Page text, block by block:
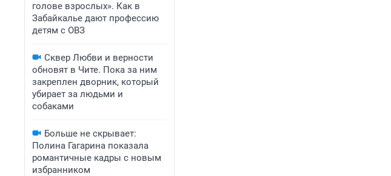
голове взрослых». Как в
Забайкалье дают профессию
детям с ОВЗ
Сквер Любви и верности
обновят в Чите. Пока за ним
закреплен дворник, который
убирает за людьми и
собаками
Больше не скрывает:
Полина Гагарина показала
романтичные кадры с новым
избранником